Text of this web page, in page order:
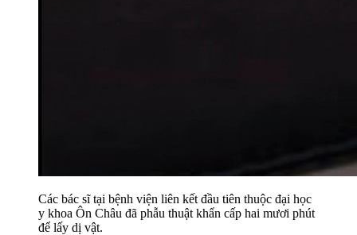
Các bác sĩ tại bệnh viện liên kết đầu tiên thuộc đại học
y khoa Ôn Châu đã phẫu thuật khẩn cấp hai mươi phút
để lấy dị vật.